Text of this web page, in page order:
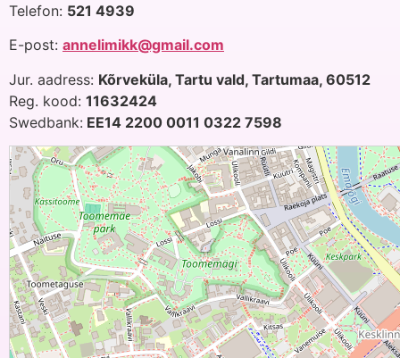
Telefon: 521 4939
E-post: annelimikk@gmail.com
Jur. aadress: Kõrveküla, Tartu vald, Tartumaa, 60512
Reg. kood: 11632424
Swedbank: EE14 2200 0011 0322 7598